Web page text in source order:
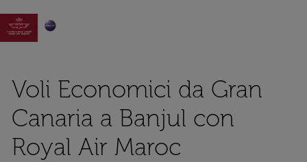

Voli Economici da Gran
Canaria a Banjul con
Royal Air Maroc